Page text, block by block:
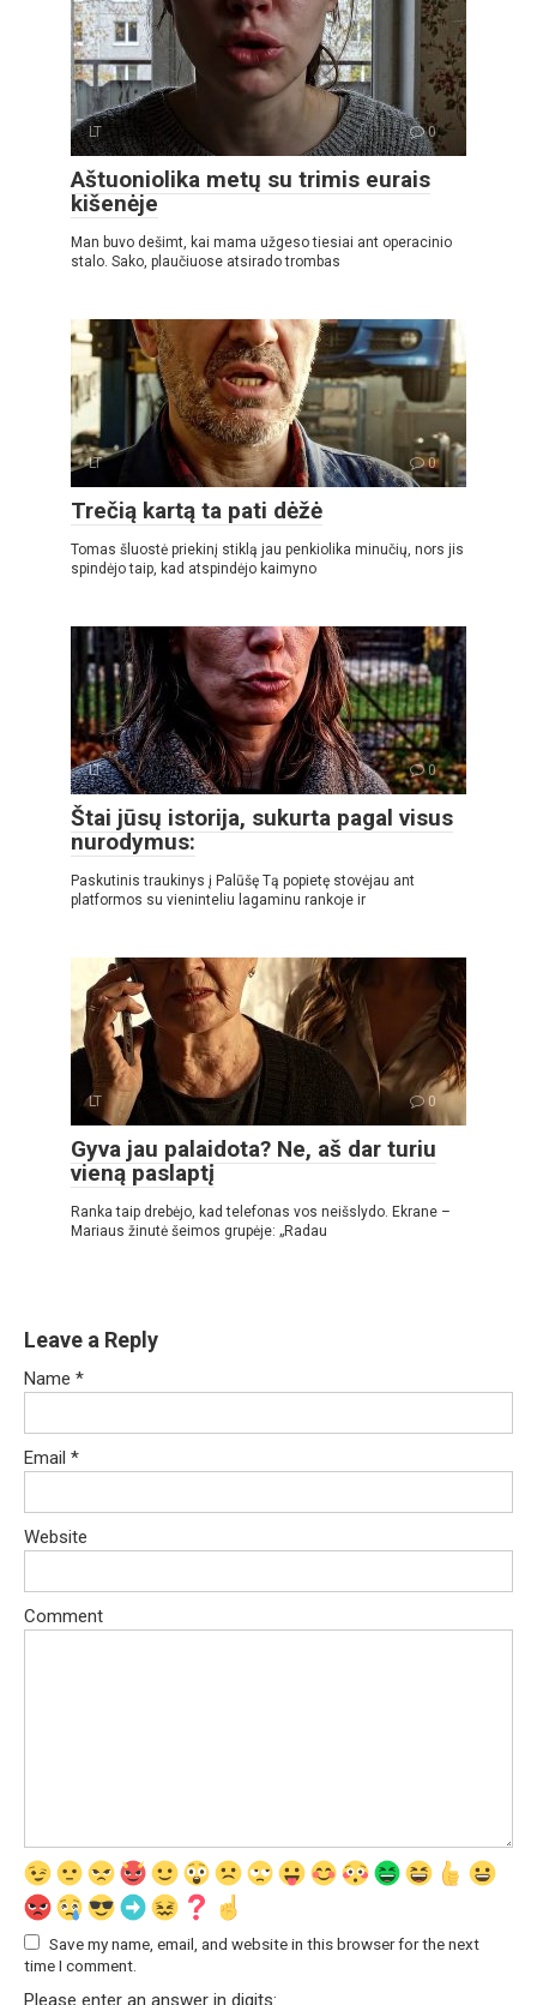
LT 0
Aštuoniolika metų su trimis eurais
kišenėje
Man buvo dešimt, kai mama užgeso tiesiai ant operacinio
stalo. Sako, plaučiuose atsirado trombas
LT 0
Trečią kartą ta pati dėžė
Tomas šluostė priekinį stiklą jau penkiolika minučių, nors jis
spindėjo taip, kad atspindėjo kaimyno
LT 0
Štai jūsų istorija, sukurta pagal visus
nurodymus:
Paskutinis traukinys į Palūšę Tą popietę stovėjau ant
platformos su vieninteliu lagaminu rankoje ir
LT 0
Gyva jau palaidota? Ne, aš dar turiu
vieną paslaptį
Ranka taip drebėjo, kad telefonas vos neišslydo. Ekrane –
Mariaus žinutė šeimos grupėje: „Radau
Leave a Reply
Name *
Email *
Website
Comment
Save my name, email, and website in this browser for the next
time I comment.
Please enter an answer in digits: